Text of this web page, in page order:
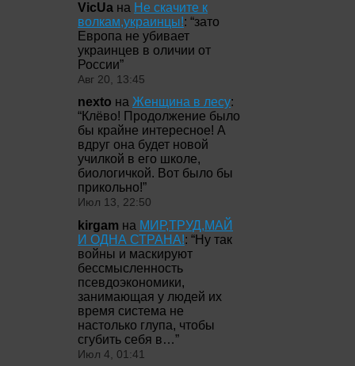
VicUa на Не скачите к
волкам,украинцы!: “зато
Европа не убивает
украинцев в оличии от
России”
Авг 20, 13:45
nexto на Женщина в лесу:
“Клёво! Продолжение было
бы крайне интересное! А
вдруг она будет новой
училкой в его школе,
биологичкой. Вот было бы
прикольно!”
Июл 13, 22:50
kirgam на МИР,ТРУД,МАЙ
И ОДНА СТРАНА!: “Ну так
войны и маскируют
бессмысленность
псевдоэкономики,
занимающая у людей их
время система не
настолько глупа, чтобы
сгубить себя в…”
Июл 4, 01:41